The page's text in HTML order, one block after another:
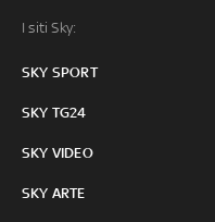
I siti Sky:
SKY SPORT
SKY TG24
SKY VIDEO
SKY ARTE